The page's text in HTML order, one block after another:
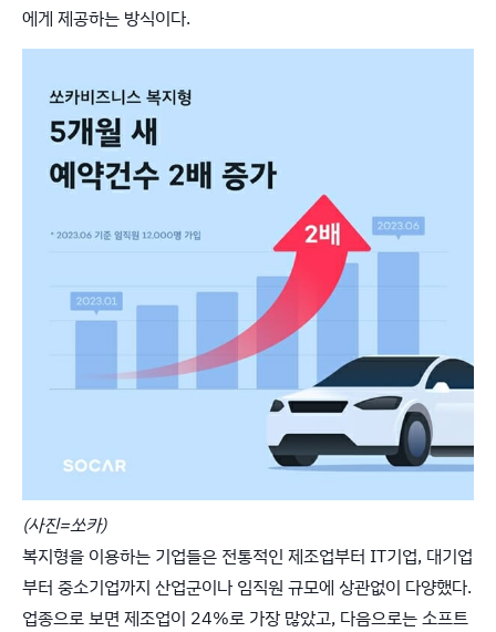
에게 제공하는 방식이다.
(사진=쏘카)
복지형을 이용하는 기업들은 전통적인 제조업부터 IT기업, 대기업
부터 중소기업까지 산업군이나 임직원 규모에 상관없이 다양했다.
업종으로 보면 제조업이 24%로 가장 많았고, 다음으로는 소프트